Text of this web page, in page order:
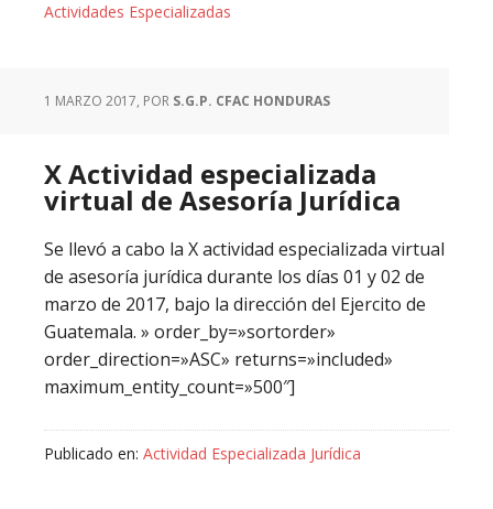
Actividades Especializadas
1 MARZO 2017, POR S.G.P. CFAC HONDURAS
X Actividad especializada
virtual de Asesoría Jurídica
Se llevó a cabo la X actividad especializada virtual
de asesoría jurídica durante los días 01 y 02 de
marzo de 2017, bajo la dirección del Ejercito de
Guatemala. » order_by=»sortorder»
order_direction=»ASC» returns=»included»
maximum_entity_count=»500″]
Publicado en: Actividad Especializada Jurídica